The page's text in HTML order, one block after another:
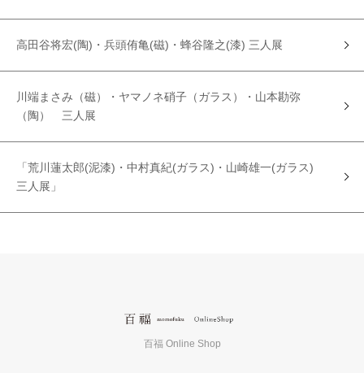
高田谷将宏(陶)・兵頭侑亀(磁)・蜂谷隆之(漆) 三人展
川端まさみ（磁）・ヤマノネ硝子（ガラス）・山本勘弥
（陶） 三人展
「荒川蓮太郎(泥漆)・中村真紀(ガラス)・山崎雄一(ガラス)
三人展」
百福 Online Shop